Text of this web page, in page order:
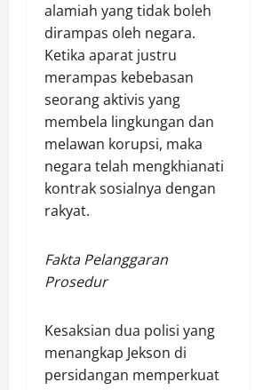
alamiah yang tidak boleh
dirampas oleh negara.
Ketika aparat justru
merampas kebebasan
seorang aktivis yang
membela lingkungan dan
melawan korupsi, maka
negara telah mengkhianati
kontrak sosialnya dengan
rakyat.
Fakta Pelanggaran
Prosedur
Kesaksian dua polisi yang
menangkap Jekson di
persidangan memperkuat